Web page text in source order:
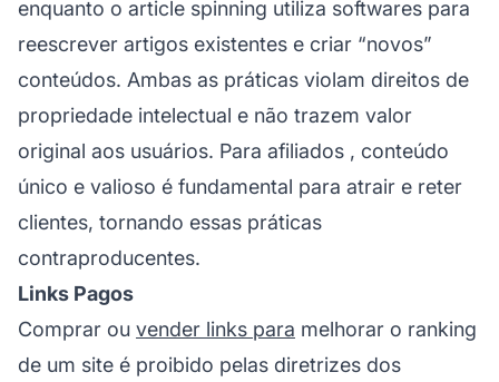
enquanto o article spinning utiliza softwares para
reescrever artigos existentes e criar “novos”
conteúdos. Ambas as práticas violam direitos de
propriedade intelectual e não trazem valor
original aos usuários. Para afiliados , conteúdo
único e valioso é fundamental para atrair e reter
clientes, tornando essas práticas
contraproducentes.
Links Pagos
Comprar ou vender links para melhorar o ranking
de um site é proibido pelas diretrizes dos